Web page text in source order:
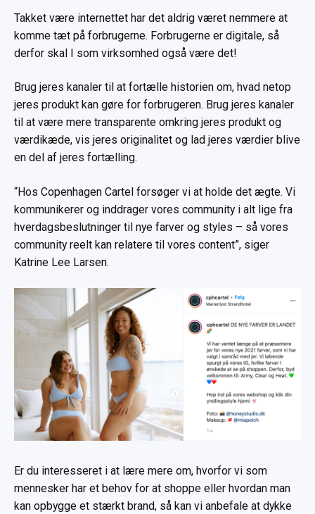
Takket være internettet har det aldrig været nemmere at
komme tæt på forbrugerne. Forbrugerne er digitale, så
derfor skal I som virksomhed også være det!
Brug jeres kanaler til at fortælle historien om, hvad netop
jeres produkt kan gøre for forbrugeren. Brug jeres kanaler
til at være mere transparente omkring jeres produkt og
værdikæde, vis jeres originalitet og lad jeres værdier blive
en del af jeres fortælling.
“Hos Copenhagen Cartel forsøger vi at holde det ægte. Vi
kommunikerer og inddrager vores community i alt lige fra
hverdagsbeslutninger til nye farver og styles – så vores
community reelt kan relatere til vores content”, siger
Katrine Lee Larsen.
Er du interesseret i at lære mere om, hvorfor vi som
mennesker har et behov for at shoppe eller hvordan man
kan opbygge et stærkt brand, så kan vi anbefale at dykke